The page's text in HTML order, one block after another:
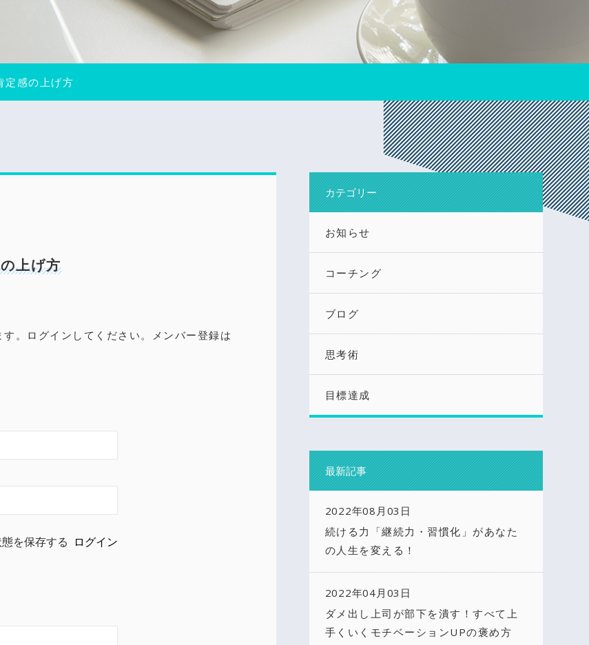
定感の上げ方
上げ方
。ログインしてください。メンバー登録は
を保存する
カテゴリー
お知らせ
コーチング
ブログ
思考術
目標達成
最新記事
2022年08月03日
続ける力「継続力・習慣化」があなた
の人生を変える！
2022年04月03日
ダメ出し上司が部下を潰す！すべて上
手くいくモチベーションUPの褒め方